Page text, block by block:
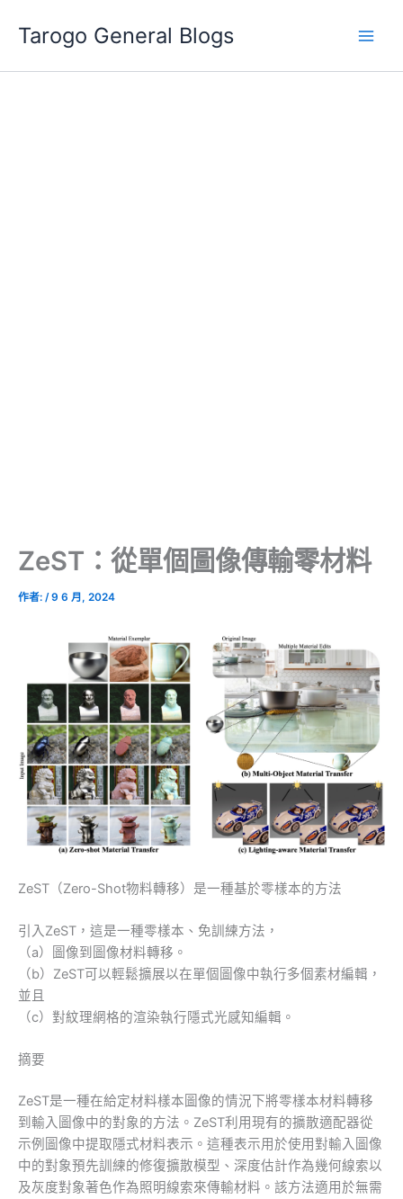
要
Tarogo General Blogs
ZeST：從單個圖像傳輸零材料
作者: /9 6 月, 2024
ZeST（Zero-Shot物料轉移）是一種基於零樣本的方法
引入ZeST，這是一種零樣本、免訓練方法，
（a）圖像到圖像材料轉移。
（b）ZeST可以輕鬆擴展以在單個圖像中執行多個素材編輯，
並且
（c）對紋理網格的渲染執行隱式光感知編輯。
摘要
ZeST是一種在給定材料樣本圖像的情況下將零樣本材料轉移
到輸入圖像中的對象的方法。ZeST利用現有的擴散適配器從
示例圖像中提取隱式材料表示。這種表示用於使用對輸入圖像
中的對象預先訓練的修復擴散模型、深度估計作為幾何線索以
及灰度對象著色作為照明線索來傳輸材料。該方法適用於無需